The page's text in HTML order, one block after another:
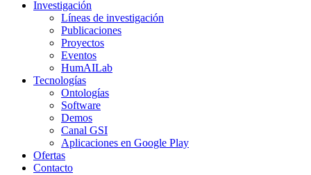
Investigación
Líneas de investigación
Publicaciones
Proyectos
Eventos
HumAILab
Tecnologías
Ontologías
Software
Demos
Canal GSI
Aplicaciones en Google Play
Ofertas
Contacto